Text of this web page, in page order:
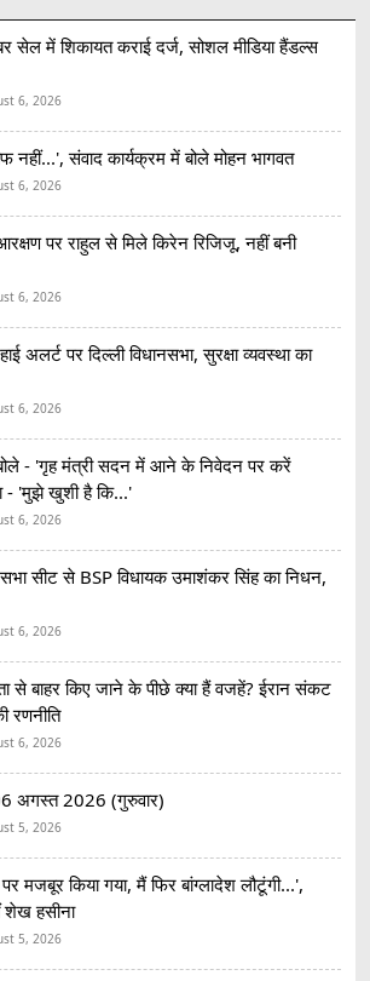
सेल में शिकायत कराई दर्ज, सोशल मीडिया हैंडल्स
6, 2026
संवाद कार्यक्रम में बोले मोहन भागवत
6, 2026
पर राहुल से मिले किरेन रिजिजू, नहीं बनी
6, 2026
अलर्ट पर दिल्ली विधानसभा, सुरक्षा व्यवस्था का
6, 2026
- 'गृह मंत्री सदन में आने के निवेदन पर करें
- 'मुझे खुशी है कि...'
6, 2026
सीट से BSP विधायक उमाशंकर सिंह का निधन,
6, 2026
से बाहर किए जाने के पीछे क्या हैं वजहें? ईरान संकट
रणनीति
6, 2026
अगस्त 2026 (गुरुवार)
5, 2026
मजबूर किया गया, मैं फिर बांग्लादेश लौटूंगी...',
शेख हसीना
5, 2026